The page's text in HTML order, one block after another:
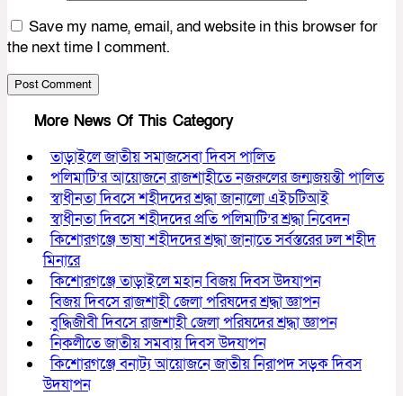
Save my name, email, and website in this browser for
the next time I comment.
More News Of This Category
তাড়াইলে জাতীয় সমাজসেবা দিবস পালিত
পলিমাটি’র আয়োজনে রাজশাহীতে নজরুলের জন্মজয়ন্তী পালিত
স্বাধীনতা দিবসে শহীদদের শ্রদ্ধা জানালো এইচটিআই
স্বাধীনতা দিবসে শহীদদের প্রতি পলিমাটি’র শ্রদ্ধা নিবেদন
কিশোরগঞ্জে ভাষা শহীদদের শ্রদ্ধা জানাতে সর্বস্তরের ঢল শহীদ
মিনারে
কিশোরগঞ্জে তাড়াইলে মহান বিজয় দিবস উদযাপন
বিজয় দিবসে রাজশাহী জেলা পরিষদের শ্রদ্ধা জ্ঞাপন
বুদ্ধিজীবী দিবসে রাজশাহী জেলা পরিষদের শ্রদ্ধা জ্ঞাপন
নিকলীতে জাতীয় সমবায় দিবস উদযাপন
কিশোরগঞ্জে বনাট্য আয়োজনে জাতীয় নিরাপদ সড়ক দিবস
উদযাপন